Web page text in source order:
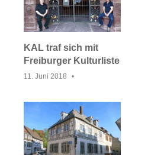
KAL traf sich mit
Freiburger Kulturliste
11. Juni 2018